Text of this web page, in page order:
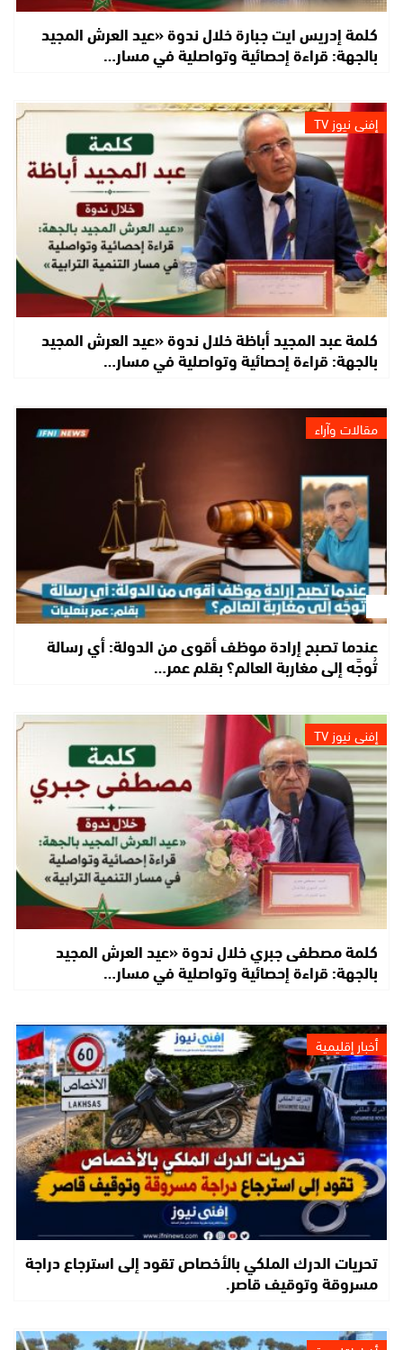
كلمة إدريس ايت جبارة خلال ندوة «عيد العرش المجيد
بالجهة: قراءة إحصائية وتواصلية في مسار…
إفني نيوز TV
كلمة عبد المجيد أباظة خلال ندوة «عيد العرش المجيد
بالجهة: قراءة إحصائية وتواصلية في مسار…
مقالات وآراء
عندما تصبح إرادة موظف أقوى من الدولة: أي رسالة
تُوجَّه إلى مغاربة العالم؟ بقلم عمر…
إفني نيوز TV
كلمة مصطفى جبري خلال ندوة «عيد العرش المجيد
بالجهة: قراءة إحصائية وتواصلية في مسار…
أخبار إقليمية
تحريات الدرك الملكي بالأخصاص تقود إلى استرجاع دراجة
مسروقة وتوقيف قاصر.